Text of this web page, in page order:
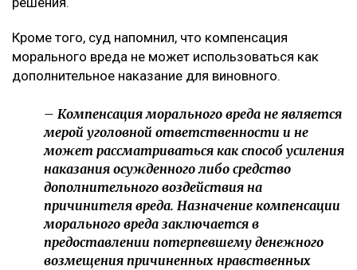
Кроме того, суд напомнил, что компенсация
морального вреда не может использоваться как
дополнительное наказание для виновного.
– Компенсация морального вреда не является
мерой уголовной ответственности и не
может рассматриваться как способ усиления
наказания осужденного либо средство
дополнительного воздействия на
причинителя вреда. Назначение компенсации
морального вреда заключается в
предоставлении потерпевшему денежного
возмещения причиненных нравственных